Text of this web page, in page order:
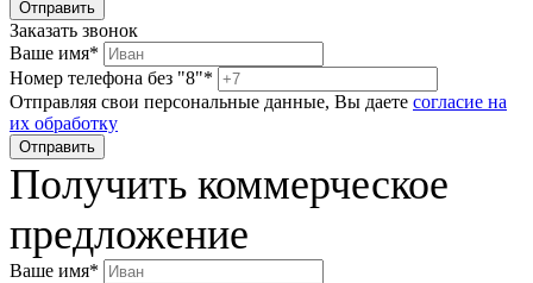
Заказать звонок
Ваше имя*
Номер телефона без "8"*
Отправляя свои персональные данные, Вы даете согласие на
их обработку
Получить коммерческое
предложение
Ваше имя*